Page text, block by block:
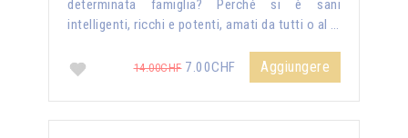
determinata famiglia? Perché si è sani
intelligenti, ricchi e potenti, amati da tutti o al …
14.00CHF7.00CHF Aggiungere